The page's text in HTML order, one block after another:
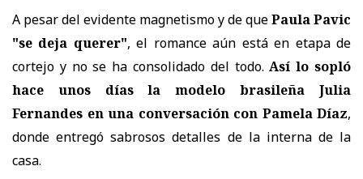
A pesar del evidente magnetismo y de quePaula Pavic
"se deja querer", el romance aún está en etapa de
cortejo y no se ha consolidado del todo. Así lo sopló
hace unos días la modelo brasileña Julia
Fernandes en una conversación con Pamela Díaz,
donde entregó sabrosos detalles de la interna de la
casa.